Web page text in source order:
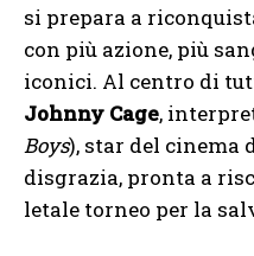
si prepara a
con più azione, più
iconici. Al centro di
Johnny Cage,
Boys), star del cinema
disgrazia, pronta a
letale torneo per la